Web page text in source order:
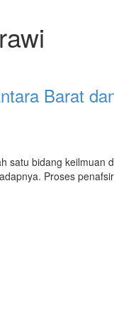
Barat
satu bidang
Proses